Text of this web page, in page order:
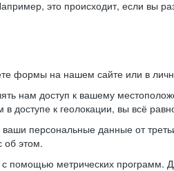
это происходит, если вы
формы на нашем сайте или в
нам доступ к вашему
доступе к геолокации, вы всё
персональные данные от
об этом.
помощью метрических